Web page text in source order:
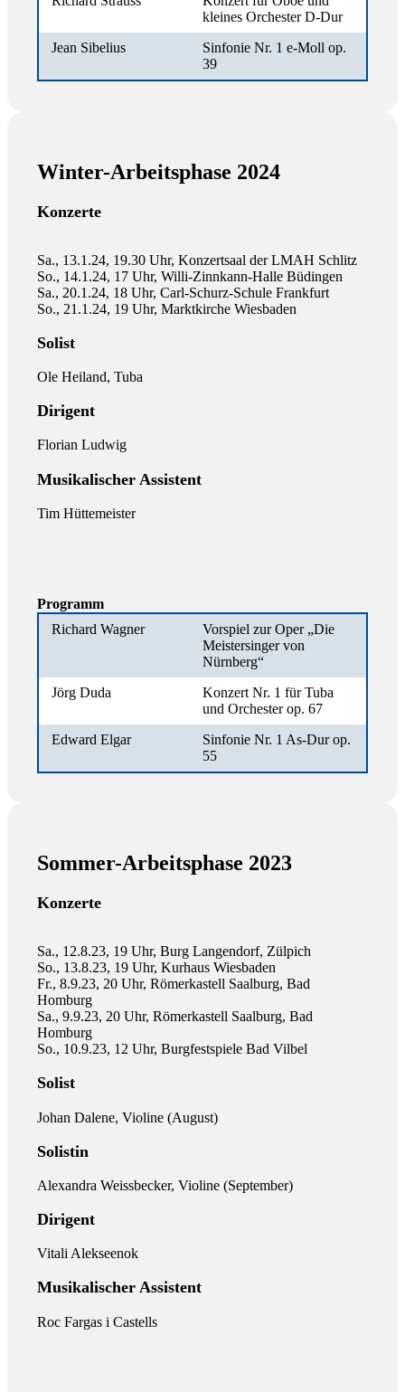
kleines Orchester D-Dur
Jean Sibelius
Sinfonie Nr. 1 e-Moll op.
39
Winter-Arbeitsphase 2024
Konzerte
Sa., 13.1.24, 19.30 Uhr, Konzertsaal der LMAH Schlitz
So., 14.1.24, 17 Uhr, Willi-Zinnkann-Halle Büdingen
Sa., 20.1.24, 18 Uhr, Carl-Schurz-Schule Frankfurt
So., 21.1.24, 19 Uhr, Marktkirche Wiesbaden
Solist
Ole Heiland, Tuba
Dirigent
Florian Ludwig
Musikalischer Assistent
Tim Hüttemeister
Programm
Richard Wagner
Vorspiel zur Oper „Die
Meistersinger von
Nürnberg“
Jörg Duda
Konzert Nr. 1 für Tuba
und Orchester op. 67
Edward Elgar
Sinfonie Nr. 1 As-Dur op.
55
Sommer-Arbeitsphase 2023
Konzerte
Sa., 12.8.23, 19 Uhr, Burg Langendorf, Zülpich
So., 13.8.23, 19 Uhr, Kurhaus Wiesbaden
Fr., 8.9.23, 20 Uhr, Römerkastell Saalburg, Bad
Homburg
Sa., 9.9.23, 20 Uhr, Römerkastell Saalburg, Bad
Homburg
So., 10.9.23, 12 Uhr, Burgfestspiele Bad Vilbel
Solist
Johan Dalene, Violine (August)
Solistin
Alexandra Weissbecker, Violine (September)
Dirigent
Vitali Alekseenok
Musikalischer Assistent
Roc Fargas i Castells